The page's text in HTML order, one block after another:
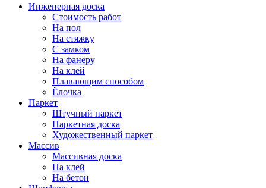
Инженерная доска
Стоимость работ
На пол
На стяжку
С замком
На фанеру
Hа клей
Плавающим способом
Ёлочка
Паркет
Штучный паркет
Паркетная доска
Художественный паркет
Массив
Массивная доска
На клей
На бетон